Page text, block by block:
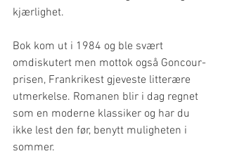
kjærlighet.
Bok kom ut i 1984 og ble svært
omdiskutert men mottok også Goncour-
prisen, Frankrikest gjeveste litterære
utmerkelse. Romanen blir i dag regnet
som en moderne klassiker og har du
ikke lest den før, benytt muligheten i
sommer.